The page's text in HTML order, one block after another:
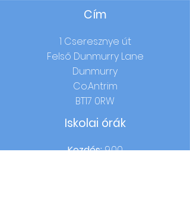
Cím
1 Cseresznye út
Felső Dunmurry Lane
Dunmurry
Co.Antrim
BT17 0RW
Iskolai órák
Kezdés:9.00